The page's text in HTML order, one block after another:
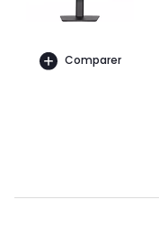
Comparer